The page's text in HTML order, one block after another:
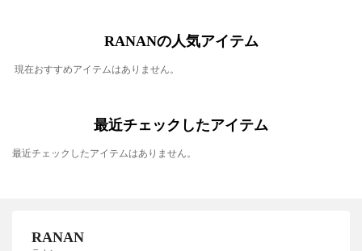
RANANの人気アイテム
現在おすすめアイテムはありません。
最近チェックしたアイテム
最近チェックしたアイテムはありません。
RANAN